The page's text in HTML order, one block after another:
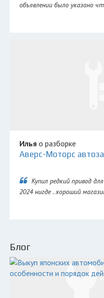
объявлении было указано
Илья о разборке
Аверс-Моторс
Купил редкий привод
2024 нигде . хороший
Блог